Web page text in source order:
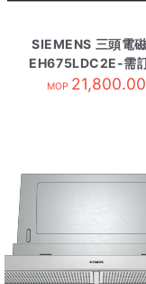
SIEMENS 三頭電
EH675LDC2E-需
MOP 21,800.00